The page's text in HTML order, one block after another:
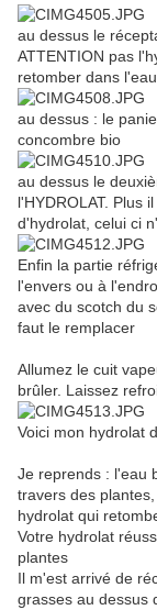
au dessus le
ATTENTION pas
retomber dans
au dessus : le
concombre bio
au dessus le
l'HYDROLAT. Plus
d'hydrolat, celui ci
Enfin la partie
l'envers ou à
avec du scotch du
faut le remplacer
Allumez le cuit
brûler. Laissez
Voici mon hydrolat
Je reprends : l'eau
travers des
hydrolat qui
Votre hydrolat
plantes
Il m'est arrivé de
grasses au dessus